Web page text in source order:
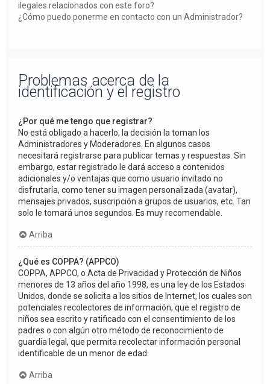
ilegales relacionados con este foro?
¿Cómo puedo ponerme en contacto con un Administrador?
Problemas acerca de la
identificación y el registro
¿Por qué me tengo que registrar?
No está obligado a hacerlo, la decisión la toman los
Administradores y Moderadores. En algunos casos
necesitará registrarse para publicar temas y respuestas. Sin
embargo, estar registrado le dará acceso a contenidos
adicionales y/o ventajas que como usuario invitado no
disfrutaría, como tener su imagen personalizada (avatar),
mensajes privados, suscripción a grupos de usuarios, etc. Tan
solo le tomará unos segundos. Es muy recomendable.
Arriba
¿Qué es COPPA? (APPCO)
COPPA, APPCO, o Acta de Privacidad y Protección de Niños
menores de 13 años del año 1998, es una ley de los Estados
Unidos, donde se solicita a los sitios de Internet, los cuales son
potenciales recolectores de información, que el registro de
niños sea escrito y ratificado con el consentimiento de los
padres o con algún otro método de reconocimiento de
guardia legal, que permita recolectar información personal
identificable de un menor de edad.
Arriba